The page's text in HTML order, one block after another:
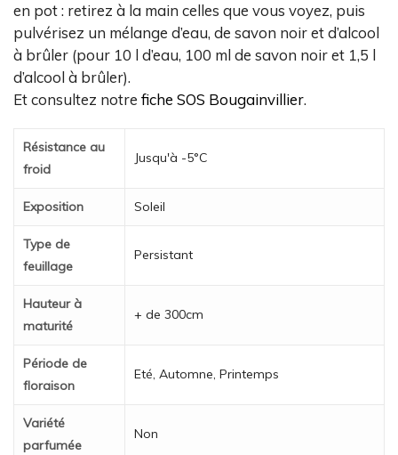
en pot : retirez à la main celles que vous voyez, puis
pulvérisez un mélange d’eau, de savon noir et d’alcool
à brûler (pour 10 l d’eau, 100 ml de savon noir et 1,5 l
d’alcool à brûler).
Et consultez notre fiche SOS Bougainvillier.
Résistance au
froid
Jusqu'à -5°C
Exposition Soleil
Type de
feuillage
Persistant
Hauteur à
maturité
+ de 300cm
Période de
floraison
Eté, Automne, Printemps
Variété
parfumée
Non